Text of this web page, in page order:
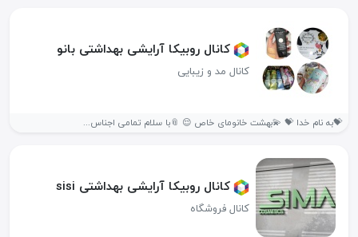
کانال روبیکا آرایشی بهداشتی بانو
کانال مد و زیبایی
💝به نام خدا 💝 💫بهشت خانومای خاص 😌 📎با سلام تمامی اجناس...
کانال روبیکا آرایشی بهداشتی sisi
کانال فروشگاه